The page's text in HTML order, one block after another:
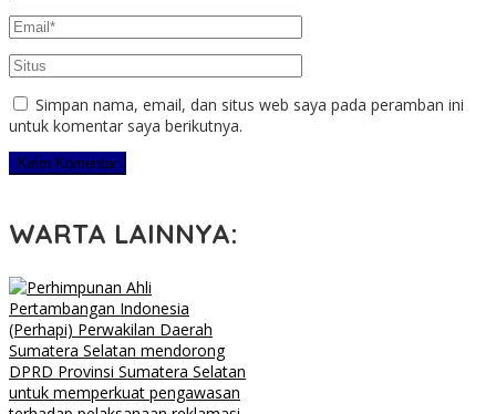
Simpan nama, email, dan situs web saya pada peramban ini
untuk komentar saya berikutnya.
WARTA LAINNYA: